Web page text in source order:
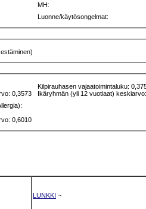
MH:
Luonne/käytösongelmat:
0,3573
Kilpirauhasen vajaatoimintaluku:
Ikäryhmän (yli 12 vuotiaat)
0,6010
LUNKKI ~